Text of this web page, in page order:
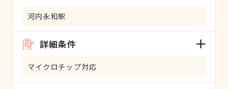
河内永和駅
詳細条件
マイクロチップ対応